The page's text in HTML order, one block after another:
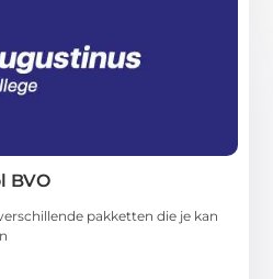
BVO
pakketten die je kan